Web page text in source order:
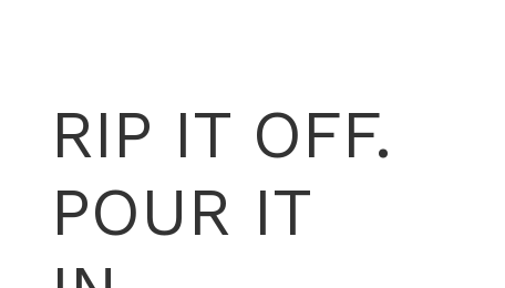
RIP IT OFF.
POUR IT